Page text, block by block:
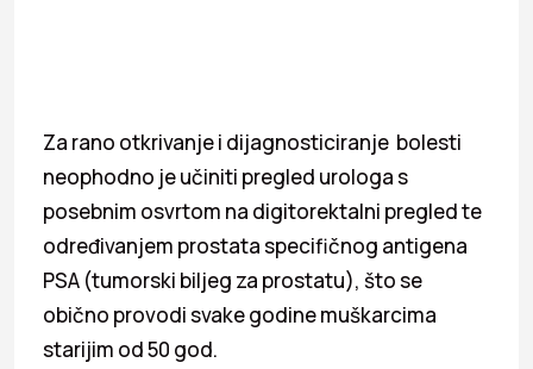
Za rano otkrivanje i dijagnosticiranje bolesti
neophodno je učiniti pregled urologa s
posebnim osvrtom na digitorektalni pregled te
određivanjem prostata specifičnog antigena
PSA (tumorski biljeg za prostatu), što se
obično provodi svake godine muškarcima
starijim od 50 god.